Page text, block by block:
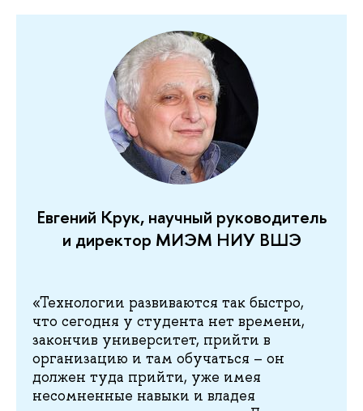
Евгений Крук, научный руководитель
и директор МИЭМ НИУ ВШЭ
«Технологии развиваются так быстро,
что сегодня у студента нет времени,
закончив университет, прийти в
организацию и там обучаться – он
должен туда прийти, уже имея
несомненные навыки и владея